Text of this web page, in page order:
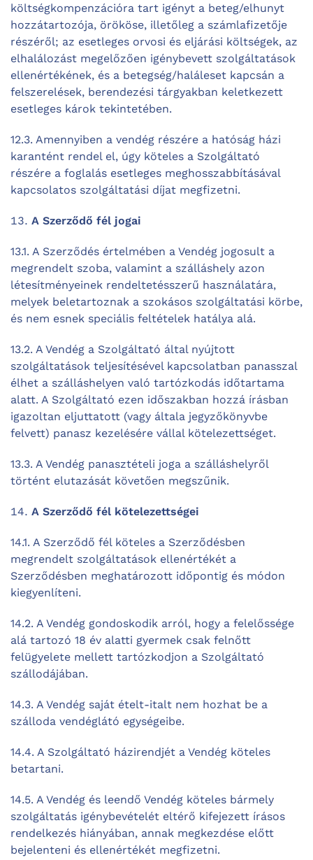
költségkompenzációra tart igényt a beteg/elhunyt
hozzátartozója, örököse, illetőleg a számlafizetője
részéről; az esetleges orvosi és eljárási költségek, az
elhalálozást megelőzően igénybevett szolgáltatások
ellenértékének, és a betegség/haláleset kapcsán a
felszerelések, berendezési tárgyakban keletkezett
esetleges károk tekintetében.
12.3. Amennyiben a vendég részére a hatóság házi
karantént rendel el, úgy köteles a Szolgáltató
részére a foglalás esetleges meghosszabbításával
kapcsolatos szolgáltatási díjat megfizetni.
A Szerződő fél jogai
13.1. A Szerződés értelmében a Vendég jogosult a
megrendelt szoba, valamint a szálláshely azon
létesítményeinek rendeltetésszerű használatára,
melyek beletartoznak a szokásos szolgáltatási körbe,
és nem esnek speciális feltételek hatálya alá.
13.2. A Vendég a Szolgáltató által nyújtott
szolgáltatások teljesítésével kapcsolatban panasszal
élhet a szálláshelyen való tartózkodás időtartama
alatt. A Szolgáltató ezen időszakban hozzá írásban
igazoltan eljuttatott (vagy általa jegyzőkönyvbe
felvett) panasz kezelésére vállal kötelezettséget.
13.3. A Vendég panasztételi joga a szálláshelyről
történt elutazását követően megszűnik.
A Szerződő fél kötelezettségei
14.1. A Szerződő fél köteles a Szerződésben
megrendelt szolgáltatások ellenértékét a
Szerződésben meghatározott időpontig és módon
kiegyenlíteni.
14.2. A Vendég gondoskodik arról, hogy a felelőssége
alá tartozó 18 év alatti gyermek csak felnőtt
felügyelete mellett tartózkodjon a Szolgáltató
szállodájában.
14.3. A Vendég saját ételt-italt nem hozhat be a
szálloda vendéglátó egységeibe.
14.4. A Szolgáltató házirendjét a Vendég köteles
betartani.
14.5. A Vendég és leendő Vendég köteles bármely
szolgáltatás igénybevételét eltérő kifejezett írásos
rendelkezés hiányában, annak megkezdése előtt
bejelenteni és ellenértékét megfizetni.